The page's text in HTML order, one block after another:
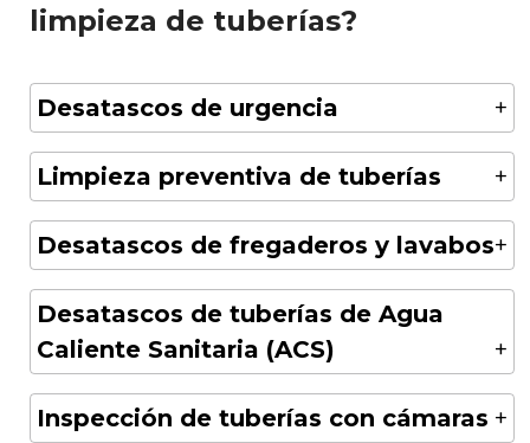
limpieza de tuberías?
Desatascos de urgencia
Limpieza preventiva de tuberías
Desatascos de fregaderos y lavabos
Desatascos de tuberías de Agua
Caliente Sanitaria (ACS)
Inspección de tuberías con cámaras